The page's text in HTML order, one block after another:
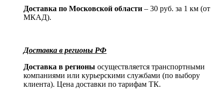
Доставка по Московской области – 30 руб. за 1 км (от
МКАД).
Доставка в регионы РФ
Доставка в регионы осуществляется транспортными
компаниями или курьерскими службами (по выбору
клиента). Цена доставки по тарифам ТК.